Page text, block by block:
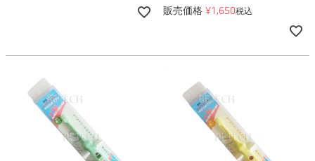
販売価格 ¥1,650税込